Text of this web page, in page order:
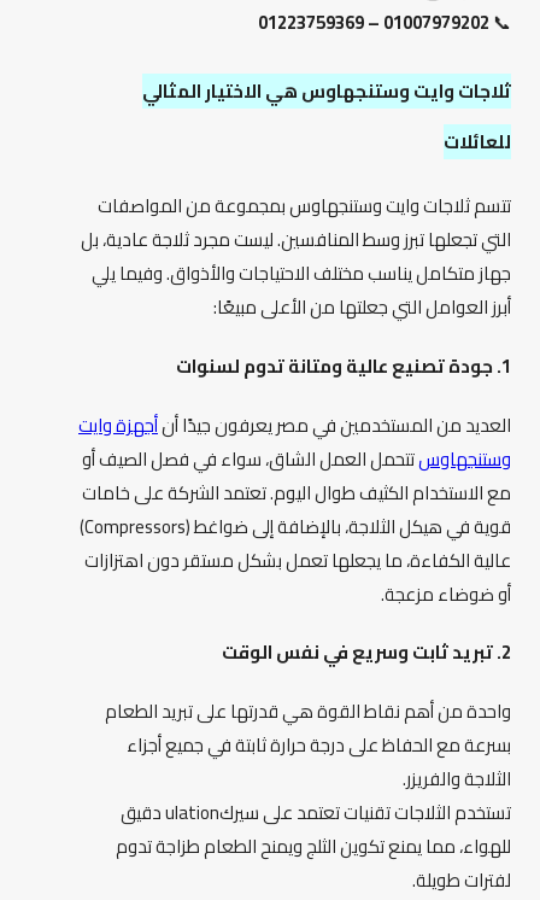
📞
01007979202 – 01223759369
ثلاجات وايت وستنجهاوس هي الاختيار المثالي
للعائلات
تتسم ثلاجات وايت وستنجهاوس بمجموعة من المواصفات
التي تجعلها تبرز وسط المنافسين. ليست مجرد ثلاجة عادية، بل
جهاز متكامل يناسب مختلف الاحتياجات والأذواق. وفيما يلي
أبرز العوامل التي جعلتها من الأعلى مبيعًا:
1. جودة تصنيع عالية ومتانة تدوم لسنوات
العديد من المستخدمين في مصر يعرفون جيدًا أنأجهزة وايت
وستنجهاوستتحمل العمل الشاق، سواء في فصل الصيف أو
مع الاستخدام الكثيف طوال اليوم. تعتمد الشركة على خامات
قوية في هيكل الثلاجة، بالإضافة إلى ضواغط (Compressors)
عالية الكفاءة، ما يجعلها تعمل بشكل مستقر دون اهتزازات
أو ضوضاء مزعجة.
2. تبريد ثابت وسريع في نفس الوقت
واحدة من أهم نقاط القوة هي قدرتها على تبريد الطعام
بسرعة مع الحفاظ على درجة حرارة ثابتة في جميع أجزاء
الثلاجة والفريزر.
تستخدم الثلاجات تقنيات تعتمد على سيركulation دقيق
للهواء، مما يمنع تكوين الثلج ويمنح الطعام طزاجة تدوم
لفترات طويلة.